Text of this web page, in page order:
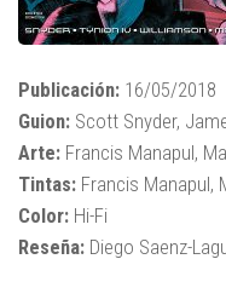
Publicación: 16/05/2018
Guion: Scott Snyder,
Arte: Francis Manapul,
Tintas: Francis Manapul,
Color: Hi-Fi
Reseña: Diego Saenz-